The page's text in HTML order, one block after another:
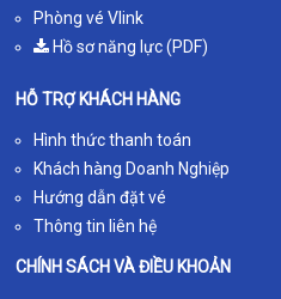
Phòng vé Vlink
Hồ sơ năng lực (PDF)
HỖ TRỢ KHÁCH HÀNG
Hình thức thanh toán
Khách hàng Doanh Nghiệp
Hướng dẫn đặt vé
Thông tin liên hệ
CHÍNH SÁCH VÀ ĐIỀU KHOẢN